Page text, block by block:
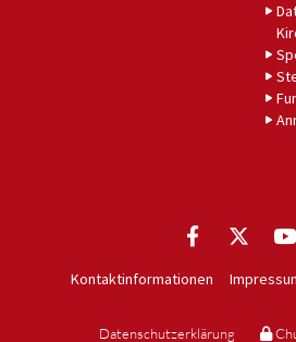
Kontaktinformationen
Datenschutzerklärung